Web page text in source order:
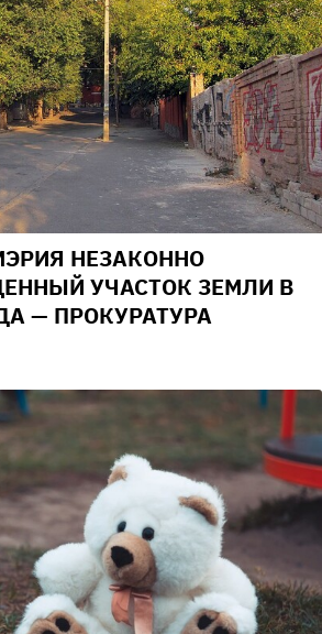
НЕЗАКОННО
УЧАСТОК ЗЕМЛИ В
— ПРОКУРАТУРА